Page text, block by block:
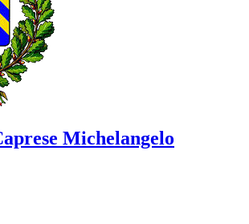
Michelangelo